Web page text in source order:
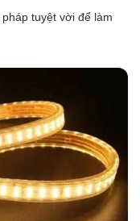
tuyệt vời để làm